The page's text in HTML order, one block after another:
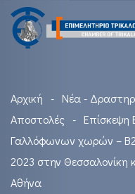
Αρχική Νέα -
Αποστολές
Επίσκεψη
Γαλλόφωνων χωρών –
2023 στην Θεσσαλονίκη
Αθήνα